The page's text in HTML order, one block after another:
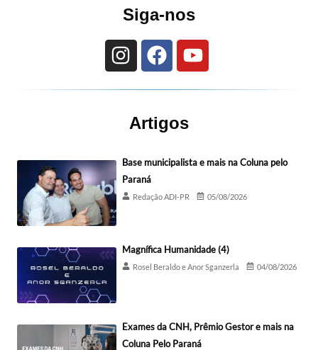
Siga-nos
Artigos
Base municipalista e mais na Coluna pelo
Paraná
Redação ADI-PR 05/08/2026
Magnífica Humanidade (4)
Rosel Beraldo e Anor Sganzerla 04/08/2026
Exames da CNH, Prêmio Gestor e mais na
Coluna Pelo Paraná